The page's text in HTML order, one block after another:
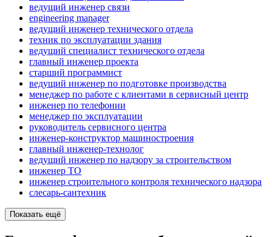
ведущий инженер связи
engineering manager
ведущий инженер технического отдела
техник по эксплуатации здания
ведущий специалист технического отдела
главный инженер проекта
старший программист
ведущий инженер по подготовке производства
менеджер по работе с клиентами в сервисный центр
инженер по телефонии
менеджер по эксплуатации
руководитель сервисного центра
инженер-конструктор машиностроения
главный инженер-технолог
ведущий инженер по надзору за строительством
инженер ТО
инженер строительного контроля технического надзора
слесарь-сантехник
Показать ещё